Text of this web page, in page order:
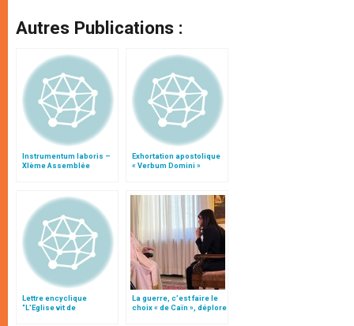
Autres Publications :
Instrumentum laboris –
XIème Assemblée
Exhortation apostolique
« Verbum Domini »
Lettre encyclique
“L’Eglise vit de
La guerre, c’est faire le
choix « de Caïn », déplore